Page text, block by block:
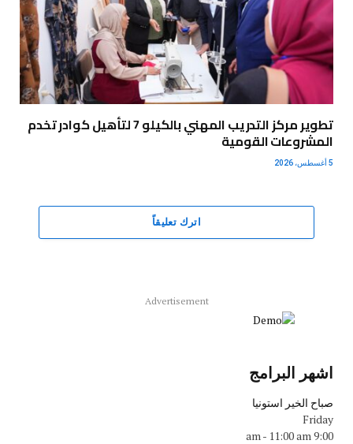
تطوير مركز التدريب المهني بالكيلو 7 لتأهيل كوادر تخدم
المشروعات القومية
5 أغسطس، 2026
اترك تعليقاً
Advertisement
اشهر البرامج
صباح الخير استونيا
Friday
9:00 am
- 11:00 am